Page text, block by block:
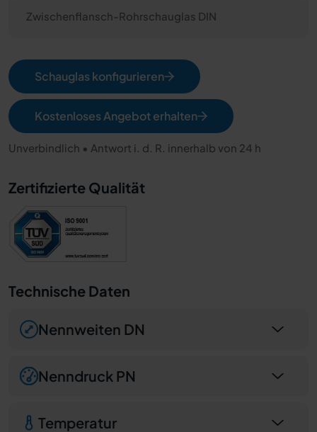
Zwischenflansch-Rohrschauglas DIN
Schauglas konfigurieren
Kostenloses Angebot erhalten
Unverbindlich • Antwort i. d. R. innerhalb von 24 h
Zertifizierte Qualität
Technische Daten
Nennweiten DN
Nenndruck PN
Temperatur